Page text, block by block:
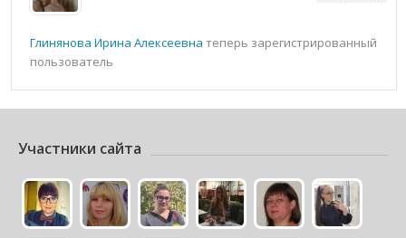
Глинянова Ирина Алексеевна теперь зарегистрированный
пользователь
Участники сайта